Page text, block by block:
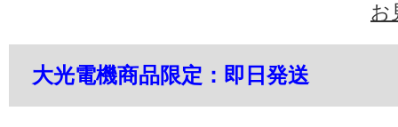
お
大光電機商品限定：即日発送